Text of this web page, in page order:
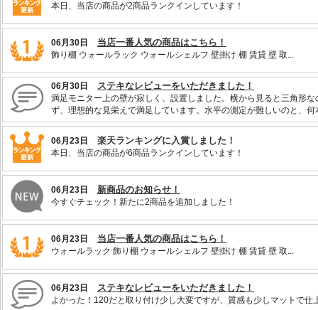
本日、当店の商品が2商品ランクインしています！
06月30日 当店一番人気の商品はこちら！
飾り棚 ウォールラック ウォールシェルフ 壁掛け 棚 賃貸 壁 取...
06月30日 ステキなレビューをいただきました！
満足モニター上の壁が寂しく、設置しました。横から見ると三角形
ず、理想的な見栄えで満足しています。水平の測定が難しいのと、
06月23日 楽天ランキングに入賞しました！
本日、当店の商品が6商品ランクインしています！
06月23日 新商品のお知らせ！
今すぐチェック！新たに2商品を追加しました！
06月23日 当店一番人気の商品はこちら！
ウォールラック 飾り棚 ウォールシェルフ 壁掛け 棚 賃貸 壁 取...
06月23日 ステキなレビューをいただきました！
よかった！120だと取り付け少し大変ですが、質感も少しマットで仕